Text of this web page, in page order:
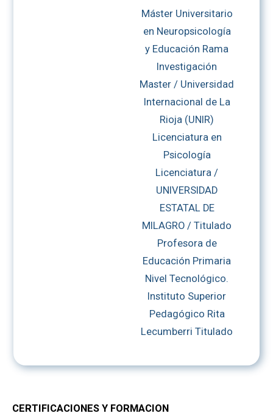
Máster Universitario
en Neuropsicología
y Educación Rama
Investigación
Master / Universidad
Internacional de La
Rioja (UNIR)
Licenciatura en
Psicología
Licenciatura /
UNIVERSIDAD
ESTATAL DE
MILAGRO / Titulado
Profesora de
Educación Primaria
Nivel Tecnológico.
Instituto Superior
Pedagógico Rita
Lecumberri Titulado
CERTIFICACIONES Y FORMACION